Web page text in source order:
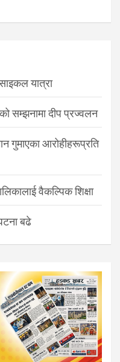
यात्रा
सम्झनामा दीप प्रज्वलन
गुमाएका आरोहीहरूप्रति
वैकल्पिक शिक्षा
बढे